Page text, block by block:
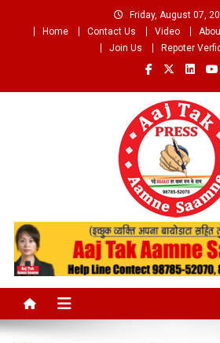
Friday, August 07,
Home
Contact Us Video
Join Us
Repoter
Aaj Tak Aamne